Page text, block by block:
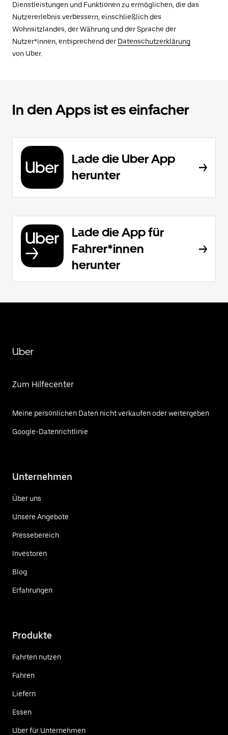
Dienstleistungen und Funktionen zu ermöglichen, die das
Nutzererlebnis verbessern, einschließlich des
Wohnsitzlandes, der Währung und der Sprache der
Nutzer*innen, entsprechend der Datenschutzerklärung
von Uber.
In den Apps ist es einfacher
Lade die Uber App
herunter
Lade die App für
Fahrer*innen
herunter
Uber
Zum Hilfecenter
Meine persönlichen Daten nicht verkaufen oder weitergeben
Google-Datenrichtlinie
Unternehmen
Über uns
Unsere Angebote
Pressebereich
Investoren
Blog
Erfahrungen
Produkte
Fahrten nutzen
Fahren
Liefern
Essen
Uber für Unternehmen